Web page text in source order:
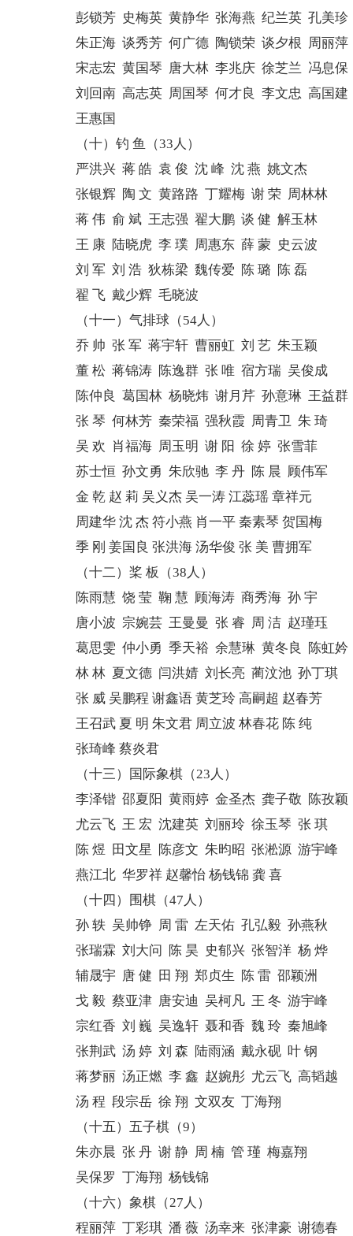
彭锁芳 史梅英 黄静华 张海燕 纪兰英 孔美珍
朱正海 谈秀芳 何广德 陶锁荣 谈夕根 周丽萍
宋志宏 黄国琴 唐大林 李兆庆 徐芝兰 冯息保
刘回南 高志英 周国琴 何才良 李文忠 高国建
王惠国
（十）钓 鱼（33人）
严洪兴 蒋 皓 袁 俊 沈 峰 沈 燕 姚文杰
张银辉 陶 文 黄路路 丁耀梅 谢 荣 周林林
蒋 伟 俞 斌 王志强 翟大鹏 谈 健 解玉林
王 康 陆晓虎 李 璞 周惠东 薛 蒙 史云波
刘 军 刘 浩 狄栋梁 魏传爱 陈 璐 陈 磊
翟 飞 戴少辉 毛晓波
（十一）气排球（54人）
乔 帅 张 军 蒋宇轩 曹丽虹 刘 艺 朱玉颖
董 松 蒋锦涛 陈逸群 张 唯 宿方瑞 吴俊成
陈仲良 葛国林 杨晓炜 谢月芹 孙意琳 王益群
张 琴 何林芳 秦荣福 强秋霞 周青卫 朱 琦
吴 欢 肖福海 周玉明 谢 阳 徐 婷 张雪菲
苏士恒 孙文勇 朱欣驰 李 丹 陈 晨 顾伟军
金 乾 赵 莉 吴义杰 吴一涛 江蕊瑶 章祥元
周建华 沈 杰 符小燕 肖一平 秦素琴 贺国梅
季 刚 姜国良 张洪海 汤华俊 张 美 曹拥军
（十二）桨 板（38人）
陈雨慧 饶 莹 鞠 慧 顾海涛 商秀海 孙 宇
唐小波 宗婉芸 王曼曼 张 睿 周 洁 赵瑾珏
葛思雯 仲小勇 季天裕 余慧琳 黄冬良 陈虹妗
林 林 夏文德 闫洪婧 刘长亮 蔺汶池 孙丁琪
张 威 吴鹏程 谢鑫语 黄芝玲 高嗣超 赵春芳
王召武 夏 明 朱文君 周立波 林春花 陈 纯
张琦峰 蔡炎君
（十三）国际象棋（23人）
李泽锴 邵夏阳 黄雨婷 金圣杰 龚子敬 陈孜颖
尤云飞 王 宏 沈建英 刘丽玲 徐玉琴 张 琪
陈 煜 田文星 陈彦文 朱昀昭 张淞源 游宇峰
燕江北 华罗祥 赵馨怡 杨钱锦 龚 喜
（十四）围棋（47人）
孙 轶 吴帅铮 周 雷 左天佑 孔弘毅 孙燕秋
张瑞霖 刘大问 陈 昊 史郁兴 张智洋 杨 烨
辅晟宇 唐 健 田 翔 郑贞生 陈 雷 邵颖洲
戈 毅 蔡亚津 唐安迪 吴柯凡 王 冬 游宇峰
宗红香 刘 巍 吴逸轩 聂和香 魏 玲 秦旭峰
张荆武 汤 婷 刘 森 陆雨涵 戴永砚 叶 钢
蒋梦丽 汤正燃 李 鑫 赵婉彤 尤云飞 高韬越
汤 程 段宗岳 徐 翔 文双友 丁海翔
（十五）五子棋（9）
朱亦晨 张 丹 谢 静 周 楠 管 瑾 梅嘉翔
吴保罗 丁海翔 杨钱锦
（十六）象棋（27人）
程丽萍 丁彩琪 潘 薇 汤幸来 张津豪 谢德春